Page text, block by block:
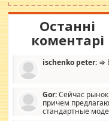
Останні
коментарі
ischenko peter: ⇒
Gor:Сейчас
причем
стандартные